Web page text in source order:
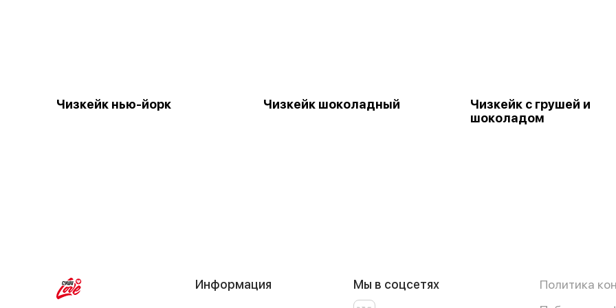
Чизкейк нью-йорк Чизкейк шоколадный
Чизкейк с грушей и
шоколадом
Информация
Мы в соцсетях
Политика